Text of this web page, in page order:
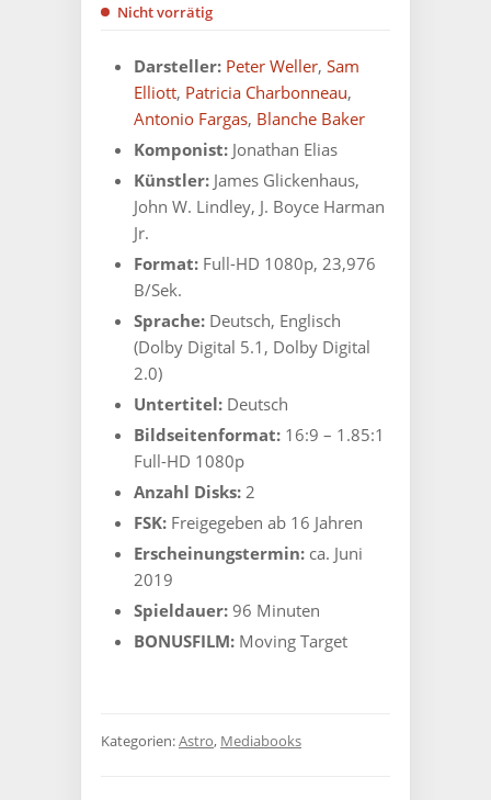
Darsteller: Peter Weller, Sam
Elliott, Patricia Charbonneau,
Antonio Fargas, Blanche Baker
Komponist: Jonathan Elias
Künstler: James Glickenhaus,
John W. Lindley, J. Boyce Harman
Jr.
Format: Full-HD 1080p, 23,976
B/Sek.
Sprache: Deutsch, Englisch
(Dolby Digital 5.1, Dolby Digital
2.0)
Untertitel: Deutsch
Bildseitenformat: 16:9 – 1.85:1
Full-HD 1080p
Anzahl Disks: 2
FSK: Freigegeben ab 16 Jahren
Erscheinungstermin: ca. Juni
2019
Spieldauer: 96 Minuten
BONUSFILM: Moving Target
Nicht vorrätig
Kategorien:Astro, Mediabooks